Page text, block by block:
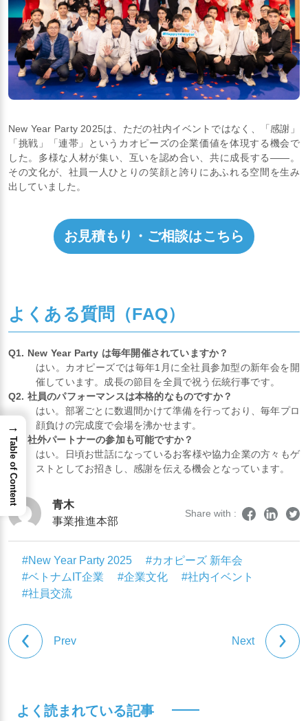
New Year Party 2025は、ただの社内イベントではなく、「感謝」
「挑戦」「連帯」というカオピーズの企業価値を体現する機会で
した。多様な人材が集い、互いを認め合い、共に成長する――。
その文化が、社員一人ひとりの笑顔と誇りにあふれる空間を生み
出していました。
お見積もり・ご相談はこちら
よくある質問（FAQ）
Q1. New Year Party は毎年開催されていますか？
はい。カオピーズでは毎年1月に全社員参加型の新年会を開
催しています。成長の節目を全員で祝う伝統行事です。
Q2. 社員のパフォーマンスは本格的なものですか？
はい。部署ごとに数週間かけて準備を行っており、毎年プロ
顔負けの完成度で会場を沸かせます。
Q3. 社外パートナーの参加も可能ですか？
はい。日頃お世話になっているお客様や協力企業の方々もゲ
ストとしてお招きし、感謝を伝える機会となっています。
青木
事業推進本部
Share with :
#New Year Party 2025
#カオピーズ 新年会
#ベトナムIT企業
#企業文化
#社内イベント
#社員交流
Prev Next
よく読まれている記事
→
Table of Content